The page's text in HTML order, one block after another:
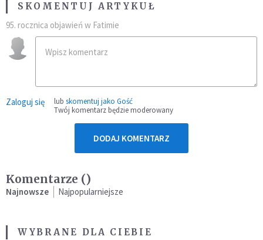
SKOMENTUJ ARTYKUŁ
95. rocznica objawień w Fatimie
Zaloguj się lub skomentuj jako Gość
Twój komentarz będzie moderowany
DODAJ KOMENTARZ
Komentarze ()
Najnowsze Najpopularniejsze
WYBRANE DLA CIEBIE